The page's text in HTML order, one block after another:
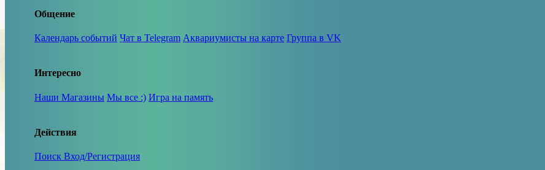
Общение
Календарь событий Чат в Telegram Аквариумисты на карте Группа в VK
Интересно
Наши Магазины Мы все :) Игра на память
Действия
Поиск Вход/Регистрация